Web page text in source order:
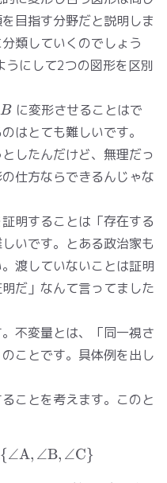
目指す分野だと説明しま
類していくのでしょう
うにして2つの図形を区別
B
Bに変形させることはで
はとても難しいです。
したんだけど、無理だっ
仕方ならできるんじゃな
明することは「存在する
いです。とある政治家も
渡していないことは証明
だ」なんて言ってました
不変量とは、「同一視さ
ことです。具体例を出し
ことを考えます。このと
{∠A, ∠B, ∠C}